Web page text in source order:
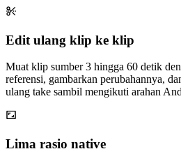
Edit ulang klip ke klip
Muat klip sumber 3 hingga 60 detik
referensi, gambarkan perubahannya,
ulang take sambil mengikuti arahan
Lima rasio native